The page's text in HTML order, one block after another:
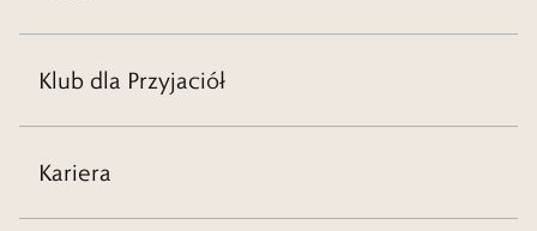
Klub dla Przyjaciół
Kariera